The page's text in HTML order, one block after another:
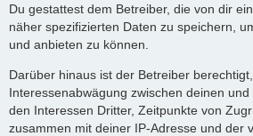
Du gestattest dem Betreiber, die von dir
näher spezifizierten Daten zu speichern,
und anbieten zu können.
Darüber hinaus ist der Betreiber
Interessenabwägung zwischen deinen
den Interessen Dritter, Zeitpunkte von
zusammen mit deiner IP-Adresse und der